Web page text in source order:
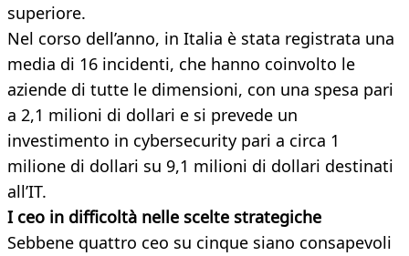
superiore.
Nel corso dell’anno, in Italia è stata registrata una
media di 16 incidenti, che hanno coinvolto le
aziende di tutte le dimensioni, con una spesa pari
a 2,1 milioni di dollari e si prevede un
investimento in cybersecurity pari a circa 1
milione di dollari su 9,1 milioni di dollari destinati
all’IT.
I ceo in difficoltà nelle scelte strategiche
Sebbene quattro ceo su cinque siano consapevoli